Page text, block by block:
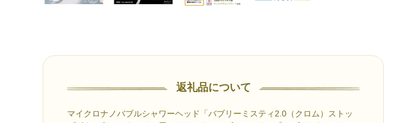
返礼品について
マイクロナノバブルシャワーヘッド「バブリーミスティ2.0（クロム）ストッ